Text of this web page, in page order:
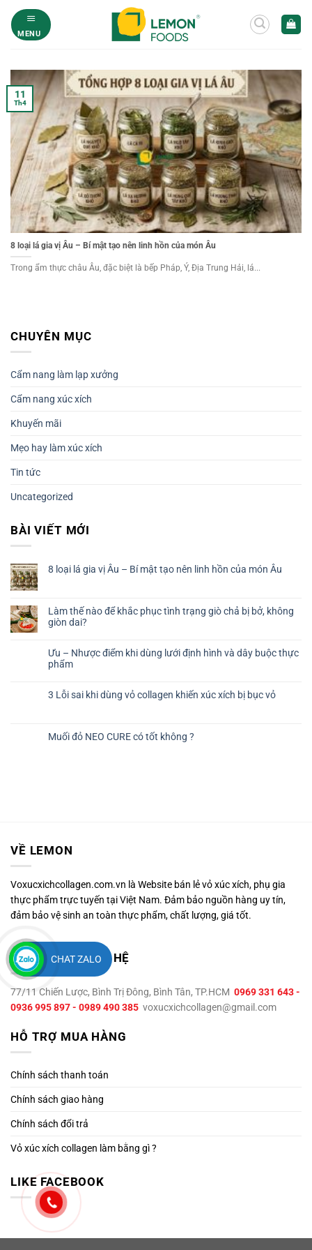
qua
MENU
8 loại lá gia vị Âu – Bí mật tạo nên linh hồn của món Âu
Trong ẩm thực châu Âu, đặc biệt là bếp Pháp, Ý, Địa Trung Hải, lá...
11
Th4
CHUYÊN MỤC
Cẩm nang làm lạp xưởng
Cẩm nang xúc xích
Khuyến mãi
Mẹo hay làm xúc xích
Tin tức
Uncategorized
BÀI VIẾT MỚI
8 loại lá gia vị Âu – Bí mật tạo nên linh hồn của món Âu
Làm thế nào để khắc phục tình trạng giò chả bị bở, không
giòn dai?
Ưu – Nhược điểm khi dùng lưới định hình và dây buộc thực
phẩm
3 Lỗi sai khi dùng vỏ collagen khiến xúc xích bị bục vỏ
Muối đỏ NEO CURE có tốt không ?
VỀ LEMON
Voxucxichcollagen.com.vn là Website bán lẻ vỏ xúc xích, phụ gia
thực phẩm trực tuyến tại Việt Nam. Đảm bảo nguồn hàng uy tín,
đảm bảo vệ sinh an toàn thực phẩm, chất lượng, giá tốt.
THÔNG TIN LIÊN HỆ
77/11 Chiến Lược, Bình Trị Đông, Bình Tân, TP.HCM 0969 331 643 -
0936 995 897 - 0989 490 385 voxucxichcollagen@gmail.com
HỖ TRỢ MUA HÀNG
Chính sách thanh toán
Chính sách giao hàng
Chính sách đổi trả
Vỏ xúc xích collagen làm bằng gì ?
LIKE FACEBOOK
CHAT ZALO